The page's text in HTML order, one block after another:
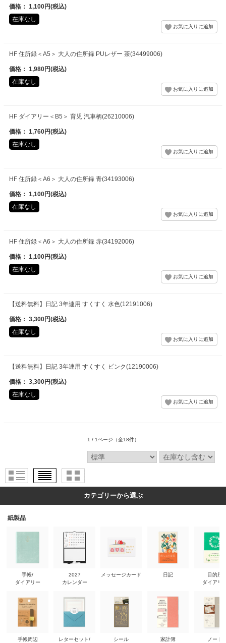
価格： 1,100円(税込)
在庫なし
HF 住所録＜A5＞ 大人の住所録 PUレザー 茶(34499006)
価格： 1,980円(税込)
在庫なし
HF ダイアリー＜B5＞ 育児 汽車柄(26210006)
価格： 1,760円(税込)
在庫なし
HF 住所録＜A6＞ 大人の住所録 青(34193006)
価格： 1,100円(税込)
在庫なし
HF 住所録＜A6＞ 大人の住所録 赤(34192006)
価格： 1,100円(税込)
在庫なし
【送料無料】日記 3年連用 すくすく 水色(12191006)
価格： 3,300円(税込)
在庫なし
【送料無料】日記 3年連用 すくすく ピンク(12190006)
価格： 3,300円(税込)
在庫なし
1 / 1ページ （全18件）
カテゴリーから選ぶ
紙製品
手帳/
ダイアリー
手帳周辺
2027
カレンダー
レターセット/
メッセージカード
シール
日記
家計簿
目的別
ダイアリ
ノート